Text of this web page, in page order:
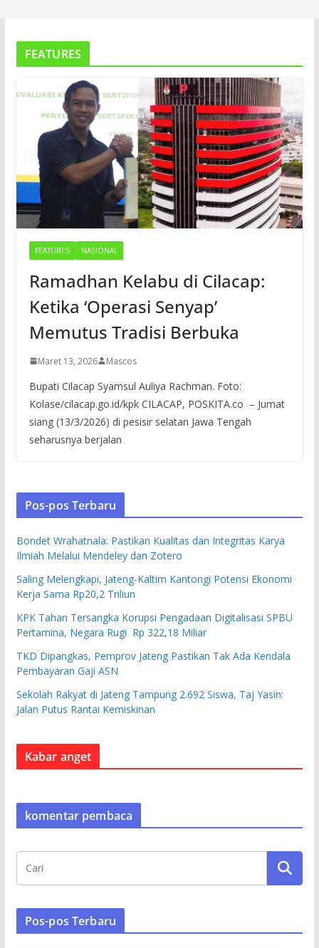
FEATURES
FEATURES NASIONAL
Ramadhan Kelabu di Cilacap:
Ketika ‘Operasi Senyap’
Memutus Tradisi Berbuka
Maret 13, 2026 Mascos
Bupati Cilacap Syamsul Auliya Rachman. Foto:
Kolase/cilacap.go.id/kpk CILACAP, POSKITA.co – Jumat
siang (13/3/2026) di pesisir selatan Jawa Tengah
seharusnya berjalan
Pos-pos Terbaru
Bondet Wrahatnala: Pastikan Kualitas dan Integritas Karya
Ilmiah Melalui Mendeley dan Zotero
Saling Melengkapi, Jateng-Kaltim Kantongi Potensi Ekonomi
Kerja Sama Rp20,2 Triliun
KPK Tahan Tersangka Korupsi Pengadaan Digitalisasi SPBU
Pertamina, Negara Rugi Rp 322,18 Miliar
TKD Dipangkas, Pemprov Jateng Pastikan Tak Ada Kendala
Pembayaran Gaji ASN
Sekolah Rakyat di Jateng Tampung 2.692 Siswa, Taj Yasin:
Jalan Putus Rantai Kemiskinan
Kabar anget
komentar pembaca
Pos-pos Terbaru